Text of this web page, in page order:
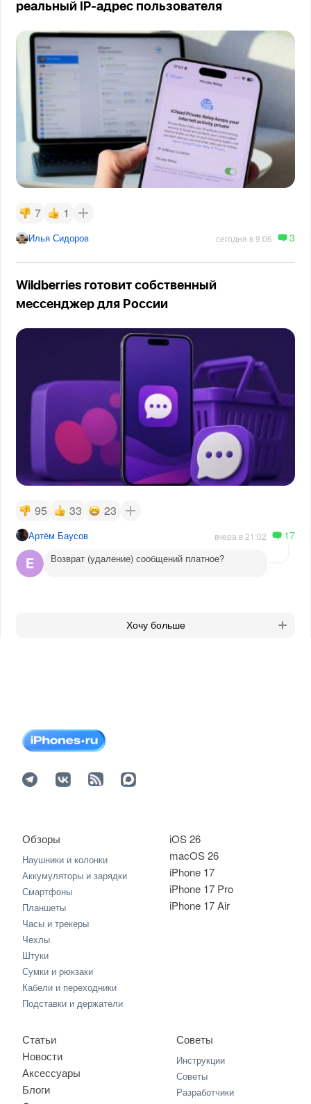
реальный IP-адрес пользователя
7 1
Илья Сидоров сегодня в 9:06 3
Wildberries готовит собственный
мессенджер для России
95 33 23
Артём Баусов вчера в 21:02 17
Возврат (удаление) сообщений платное?
Хочу больше
iOS 26
macOS 26
iPhone 17
iPhone 17 Pro
iPhone 17 Air
Обзоры
Наушники и колонки
Аккумуляторы и зарядки
Смартфоны
Планшеты
Часы и трекеры
Чехлы
Штуки
Сумки и рюкзаки
Кабели и переходники
Подставки и держатели
Статьи
Новости
Аксессуары
Блоги
Советы
Инструкции
Советы
Разработчики